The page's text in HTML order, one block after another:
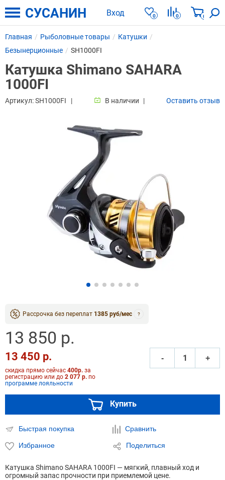
Вход 0 0 0
СУСАНИН
Главная Рыболовные товары
Катушки
Безынерционные
SH1000FI
Катушка Shimano SAHARA
1000FI
Артикул:SH1000FI В наличии Оставить отзыв
Рассрочка без переплат 1385 руб/мес ?
13 850 р.
13 450 р.
скидка прямо сейчас 400р. за
регистрацию или до 2 077 р. по
программе лояльности
‐ +
Купить
Быстрая покупка Сравнить
Избранное Поделиться
Катушка Shimano SAHARA 1000FI — мягкий, плавный ход и
огромный запас прочности при приемлемой цене.